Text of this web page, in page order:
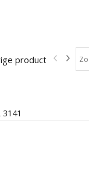
producten In de